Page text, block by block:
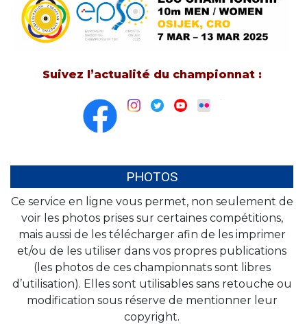
Suivez l’actualité du championnat :
PHOTOS
Ce service en ligne vous permet, non seulement de
voir les photos prises sur certaines compétitions,
mais aussi de les télécharger afin de les imprimer
et/ou de les utiliser dans vos propres publications
(les photos de ces championnats sont libres
d’utilisation). Elles sont utilisables sans retouche ou
modification sous réserve de mentionner leur
copyright.